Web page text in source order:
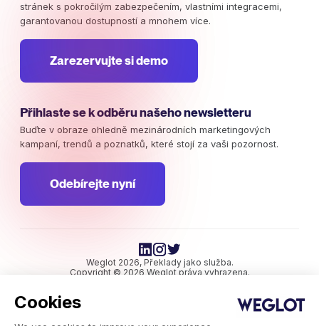
Cookies
stránek s pokročilým zabezpečením, vlastními integracemi,
garantovanou dostupností a mnohem více.
Zarezervujte si demo
Přihlaste se k odběru našeho newsletteru
Buďte v obraze ohledně mezinárodních marketingových
kampaní, trendů a poznatků, které stojí za vaši pozornost.
Odebírejte nyní
Weglot 2026, Překlady jako služba.
Copyright © 2026 Weglot práva vyhrazena.